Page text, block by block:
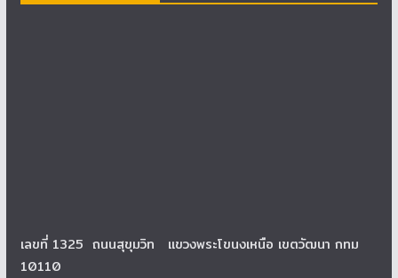
เลขที่ 1325 ถนนสุขุมวิท แขวงพระโขนงเหนือ เขตวัฒนา กทม
10110